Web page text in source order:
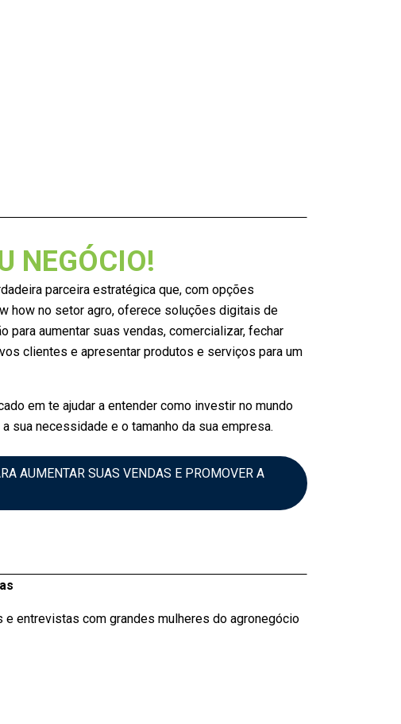
NEGÓCIO!
parceira estratégica que, com opções
how no setor agro, oferece soluções digitais de
para aumentar suas vendas, comercializar, fechar
clientes e apresentar produtos e serviços para um
em te ajudar a entender como investir no mundo
sua necessidade e o tamanho da sua empresa.
AUMENTAR SUAS VENDAS E PROMOVER A
entrevistas com grandes mulheres do agronegócio